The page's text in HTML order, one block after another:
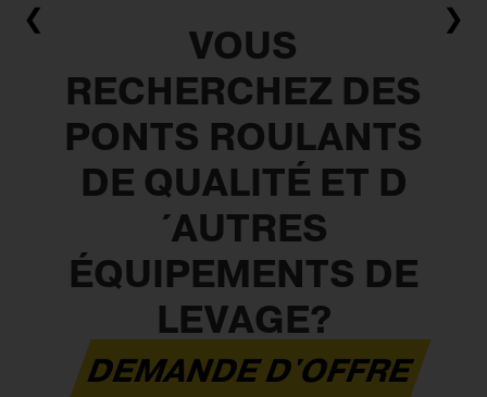
❮ ❯
VOUS
RECHERCHEZ DES
PONTS ROULANTS
DE QUALITÉ ET D
´AUTRES
ÉQUIPEMENTS DE
LEVAGE?
DEMANDE D'OFFRE